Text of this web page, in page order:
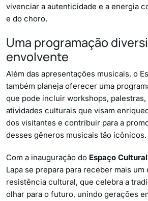
vivenciar a autenticidade e a energia
e do choro.
Uma programação
envolvente
Além das apresentações musicais, o
também planeja oferecer uma
que pode incluir workshops,
atividades culturais que visam
dos visitantes e contribuir para a
desses gêneros musicais tão icônicos.
Com a inauguração do Espaço
Lapa se prepara para receber mais um
resistência cultural, que celebra a
olhar para o futuro, unindo gerações